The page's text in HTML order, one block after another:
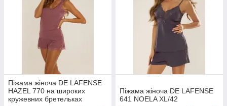
Піжама жіноча DE LAFENSE
HAZEL 770 на широких
кружевних бретельках
Піжама жіноча DE LAFENSE
641 NOELA XL/42